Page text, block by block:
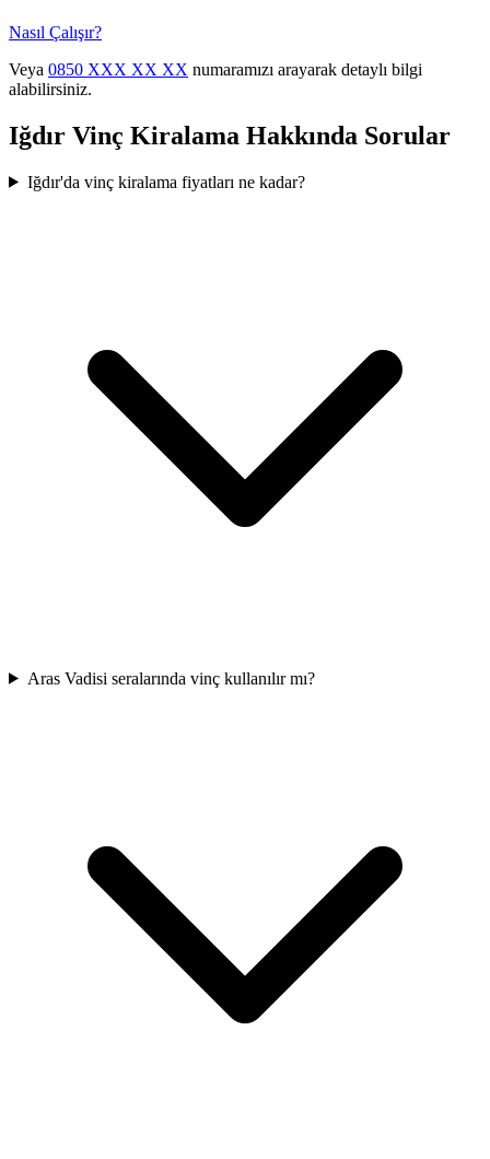
Nasıl Çalışır?
Veya 0850 XXX XX XX numaramızı arayarak detaylı bilgi
alabilirsiniz.
Iğdır Vinç Kiralama Hakkında Sorular
Iğdır'da vinç kiralama fiyatları ne kadar?
Aras Vadisi seralarında vinç kullanılır mı?